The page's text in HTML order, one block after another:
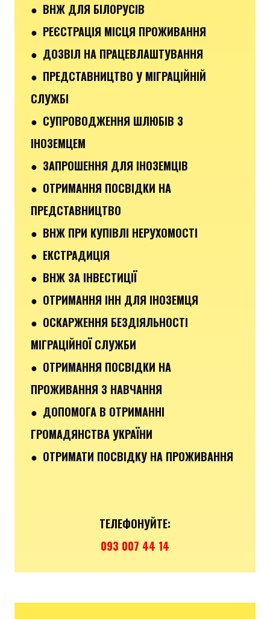
● ВНЖ ДЛЯ БІЛОРУСІВ
● РЕЄСТРАЦІЯ МІСЦЯ ПРОЖИВАННЯ
● ДОЗВІЛ НА ПРАЦЕВЛАШТУВАННЯ
● ПРЕДСТАВНИЦТВО У МІГРАЦІЙНІЙ
СЛУЖБІ
● СУПРОВОДЖЕННЯ ШЛЮБІВ З
ІНОЗЕМЦЕМ
● ЗАПРОШЕННЯ ДЛЯ ІНОЗЕМЦІВ
● ОТРИМАННЯ ПОСВІДКИ НА
ПРЕДСТАВНИЦТВО
● ВНЖ ПРИ КУПІВЛІ НЕРУХОМОСТІ
● ЕКСТРАДИЦІЯ
● ВНЖ ЗА ІНВЕСТИЦІЇ
● ОТРИМАННЯ ІНН ДЛЯ ІНОЗЕМЦЯ
● ОСКАРЖЕННЯ БЕЗДІЯЛЬНОСТІ
МІГРАЦІЙНОЇ СЛУЖБИ
● ОТРИМАННЯ ПОСВІДКИ НА
ПРОЖИВАННЯ З НАВЧАННЯ
● ДОПОМОГА В ОТРИМАННІ
ГРОМАДЯНСТВА УКРАЇНИ
● ОТРИМАТИ ПОСВІДКУ НА ПРОЖИВАННЯ
ТЕЛЕФОНУЙТЕ:
093 007 44 14